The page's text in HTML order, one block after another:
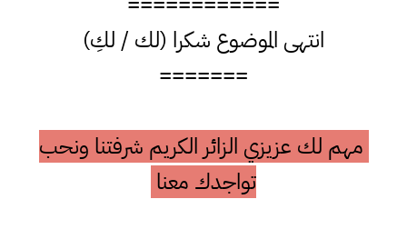
انتهى الموضوع شكرا (لك / لكِ)
=======
مهم لك عزيزي الزائر الكريم شرفتنا ونحب
تواجدك معنا